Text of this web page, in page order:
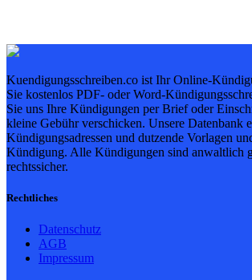
Kuendigungsschreiben.co ist Ihr Online-
Sie kostenlos PDF- oder Word-
Sie uns Ihre Kündigungen per Brief oder
kleine Gebühr verschicken. Unsere Datenbank
Kündigungsadressen und dutzende Vorlagen
Kündigung. Alle Kündigungen sind anwaltlich
rechtssicher.
Rechtliches
Datenschutz
AGB
Impressum